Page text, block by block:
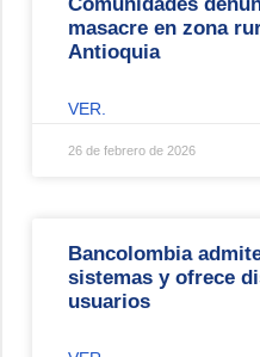
masacre en zona
Antioquia
VER.
26 de febrero de 2026
Bancolombia
sistemas y ofrece
usuarios